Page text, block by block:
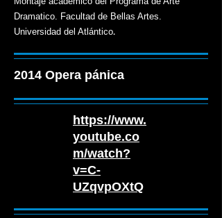
Dramatico. Facultad de Bellas Artes.
Universidad del Atlántico.
2014 Opera pánica
https://www.
youtube.co
m/watch?
v=C-
UZqvpOXtQ